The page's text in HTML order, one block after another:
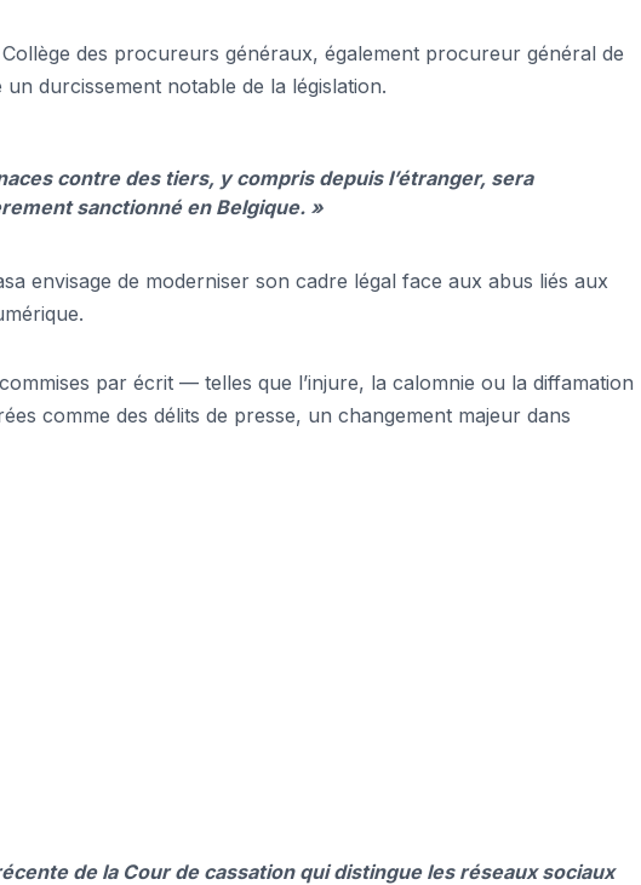
des procureurs généraux, également procureur général de
durcissement notable de la législation.
contre des tiers, y compris depuis l’étranger, sera
sanctionné en Belgique. »
envisage de moderniser son cadre légal face aux abus liés aux
par écrit — telles que l’injure, la calomnie ou la diffamation
comme des délits de presse, un changement majeur dans
de la Cour de cassation qui distingue les réseaux sociaux